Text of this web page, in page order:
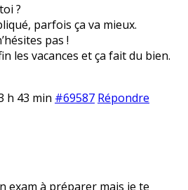
?
parfois ça va mieux.
pas !
les vacances et ça fait du bien.
h 43 min #69587 Répondre
exam à préparer mais je te